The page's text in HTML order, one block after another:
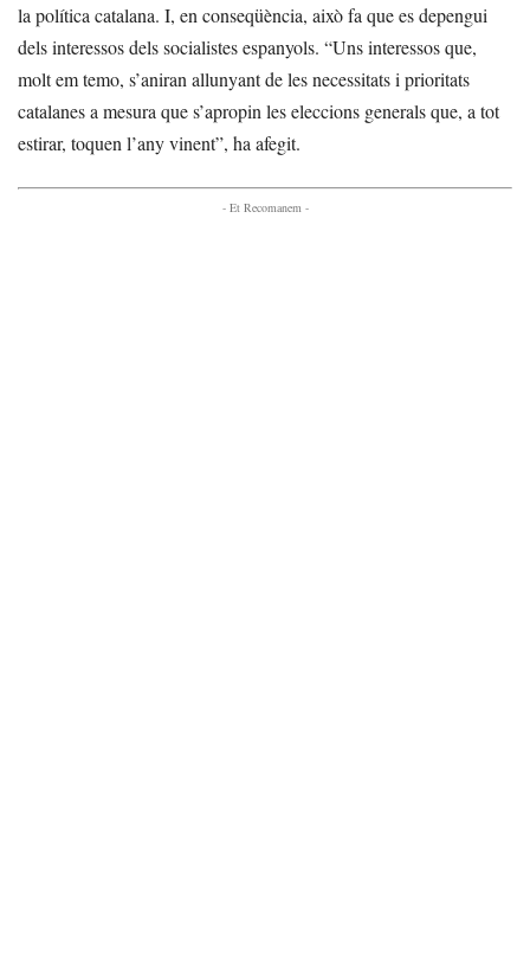
la política catalana. I, en conseqüència, això fa que es depengui
dels interessos dels socialistes espanyols. “Uns interessos que,
molt em temo, s’aniran allunyant de les necessitats i prioritats
catalanes a mesura que s’apropin les eleccions generals que, a tot
estirar, toquen l’any vinent”, ha afegit.
- Et Recomanem -